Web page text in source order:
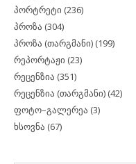
პორტრეტი (236)
პროზა (304)
პროზა (თარგმანი) (199)
რეპორტაჟი (23)
რეცენზია (351)
რეცენზია (თარგმანი) (42)
ფოტო–გალერეა (3)
ხსოვნა (67)